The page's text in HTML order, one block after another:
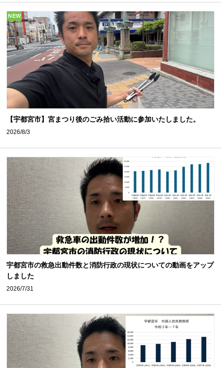
NEW
【宇都宮市】宮まつり後のごみ拾い活動に参加いたしました。
2026/8/3
宇都宮市の救急出動件数と消防行政の現状についての動画をアップ
しました
2026/7/31